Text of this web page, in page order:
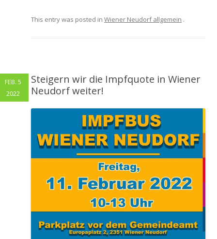
This entry was posted in Wiener Neudorf allgemein .
Steigern wir die Impfquote in Wiener
Neudorf weiter!
FEB. 5
2022